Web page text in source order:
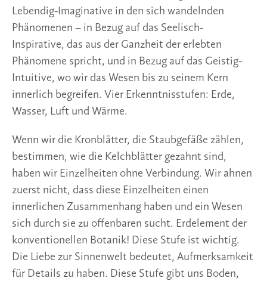
Lebendig-Imaginative in den sich wandelnden
Phänomenen – in Bezug auf das Seelisch-
Inspirative, das aus der Ganzheit der erlebten
Phänomene spricht, und in Bezug auf das Geistig-
Intuitive, wo wir das Wesen bis zu seinem Kern
innerlich begreifen. Vier Erkenntnisstufen: Erde,
Wasser, Luft und Wärme.
Wenn wir die Kronblätter, die Staubgefäße zählen,
bestimmen, wie die Kelchblätter gezahnt sind,
haben wir Einzelheiten ohne Verbindung. Wir ahnen
zuerst nicht, dass diese Einzelheiten einen
innerlichen Zusammenhang haben und ein Wesen
sich durch sie zu offenbaren sucht. Erdelement der
konventionellen Botanik! Diese Stufe ist wichtig.
Die Liebe zur Sinnenwelt bedeutet, Aufmerksamkeit
für Details zu haben. Diese Stufe gibt uns Boden,